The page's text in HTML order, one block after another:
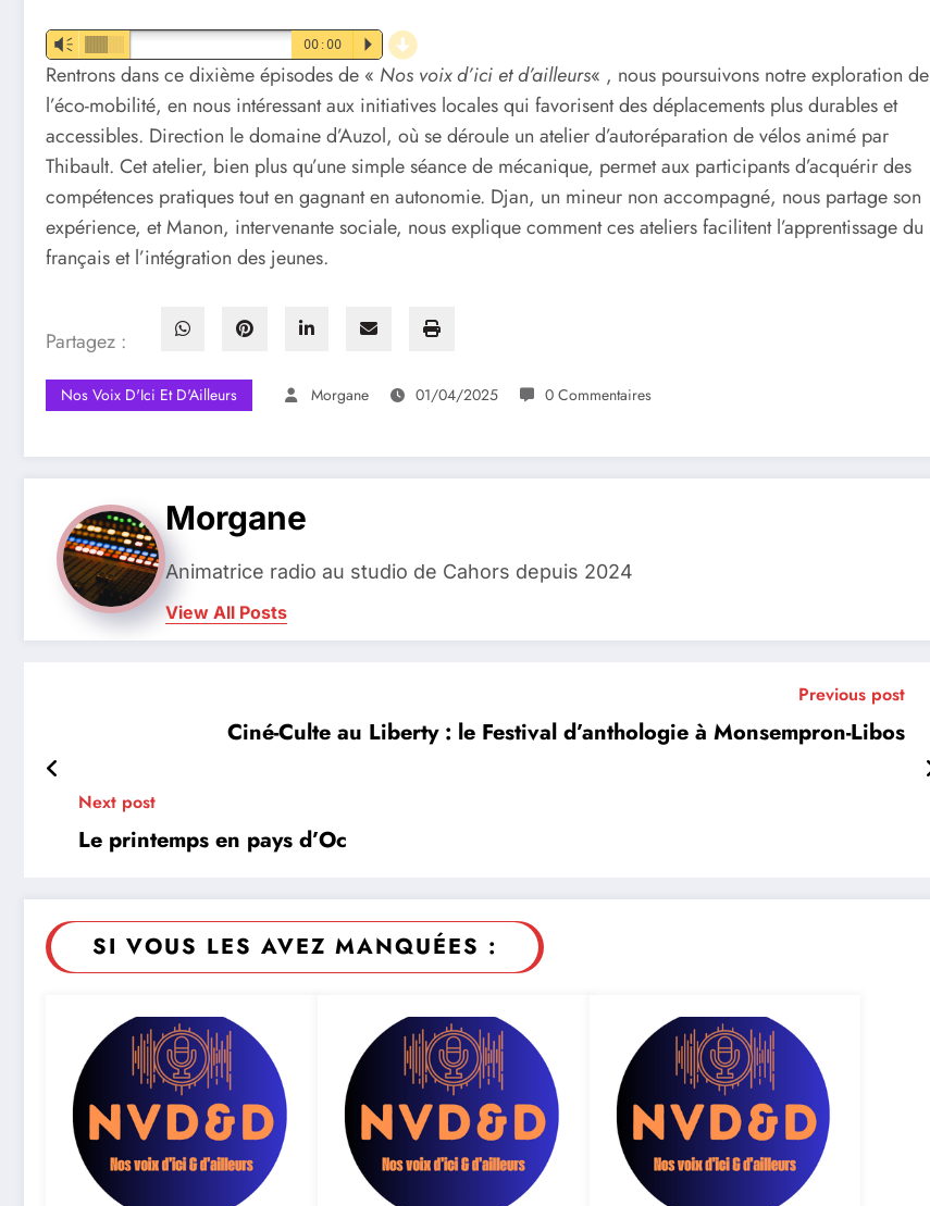
Vm 00:00 P d
Rentrons dans ce dixième épisodes de « Nos voix d’ici et d’ailleurs« , nous poursuivons notre exploration de
l’éco-mobilité, en nous intéressant aux initiatives locales qui favorisent des déplacements plus durables et
accessibles. Direction le domaine d’Auzol, où se déroule un atelier d’autoréparation de vélos animé par
Thibault. Cet atelier, bien plus qu’une simple séance de mécanique, permet aux participants d’acquérir des
compétences pratiques tout en gagnant en autonomie. Djan, un mineur non accompagné, nous partage son
expérience, et Manon, intervenante sociale, nous explique comment ces ateliers facilitent l’apprentissage du
français et l’intégration des jeunes.
Partagez :
Nos Voix D'Ici Et D'Ailleurs Morgane 01/04/2025 0 Commentaires
Morgane
Animatrice radio au studio de Cahors depuis 2024
View All Posts
Previous post
Ciné-Culte au Liberty : le Festival d’anthologie à Monsempron-Libos
Next post
Le printemps en pays d’Oc
SI VOUS LES AVEZ MANQUÉES :